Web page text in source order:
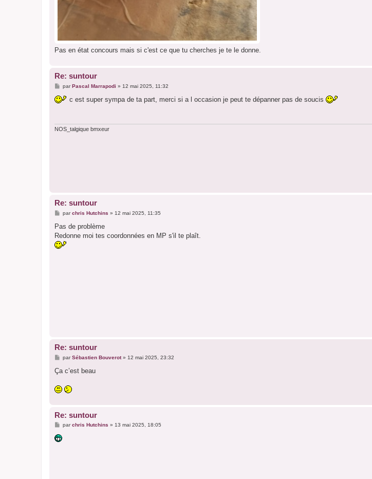
Pas en état concours mais si c'est ce que tu cherches je te le donne.
Re: suntour
M
s
s
parPascal Marrapodi » 12 mai 2025, 11:32
c est super sympa de ta part, merci si a l occasion je peut te dépanner pas de soucis
NOS_talgique bmxeur
Re: suntour
M
s
a
g
e
parchris Hutchins » 12 mai 2025, 11:35
Pas de problème
Redonne moi tes coordonnées en MP s'il te plaît.
Re: suntour
M
s
g
e
parSébastien Bouverot» 12 mai 2025, 23:32
Ça c’est beau
Re: suntour
M
s
s
parchris Hutchins » 13 mai 2025, 18:05